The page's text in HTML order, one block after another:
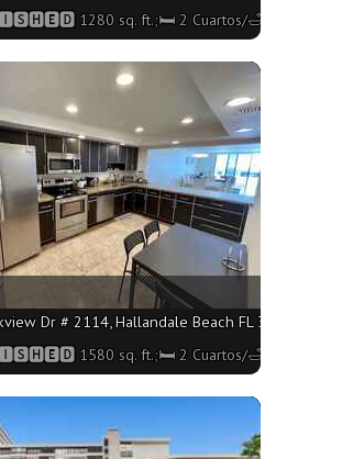
1280 sq. ft.;🛏 2 Cuartos/🛁2 Baños
Dr # 2114, Hallandale Beach FL 33009 -
1580 sq. ft.;🛏 2 Cuartos/🛁2 Baños